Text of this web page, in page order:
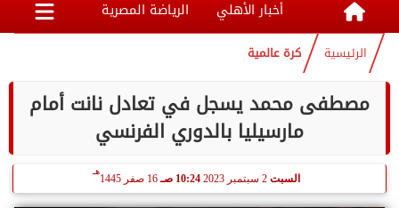
أخبار الأهلي الرياضة المصرية
الرئيسية كرة عالمية
مصطفى محمد يسجل في تعادل نانت أمام
مارسيليا بالدوري الفرنسي
السبت 2 سبتمبر 2023 10:24 صـ 16 صفر 1445
هـ